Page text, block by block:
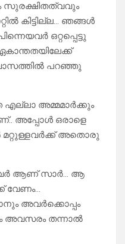
സുരക്ഷിതത്വവും
കിട്ടില്ല… ഞങ്ങൾ
ഒറ്റപ്പെട്ടു
പറഞ്ഞു
എല്ലാ അമ്മമാർക്കും
അപ്പോൾ ഒരാളെ
അതൊരു
ആണ് സാർ… ആ
വേണം…
അവർക്കൊപ്പം
അവസരം തന്നാൽ